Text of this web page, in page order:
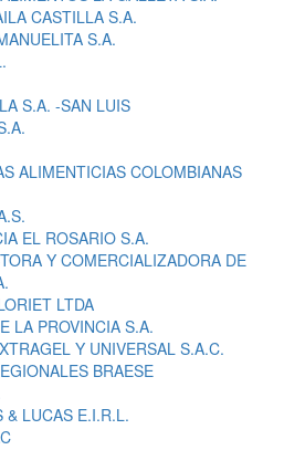
CASTILLA S.A.
S.A.
S.A. -SAN LUIS
ALIMENTICIAS COLOMBIANAS
EL ROSARIO S.A.
Y COMERCIALIZADORA DE
LTDA
LA PROVINCIA S.A.
Y UNIVERSAL S.A.C.
BRAESE
& LUCAS E.I.R.L.